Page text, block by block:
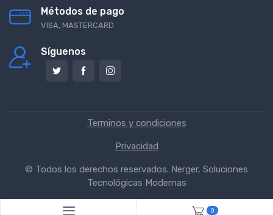
Métodos de pago
VISA, MASTERCARD
Síguenos
Terminos y condiciones
Privacidad
© Todos los derechos reservados. Nerger, Soluciones
Tecnológicas Modernas
0